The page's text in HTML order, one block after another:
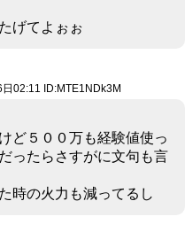
げてよぉぉ
02:11 ID:MTE1NDk3M
ど５００万も経験値使っ
ったらさすがに文句も言
時の火力も減ってるし